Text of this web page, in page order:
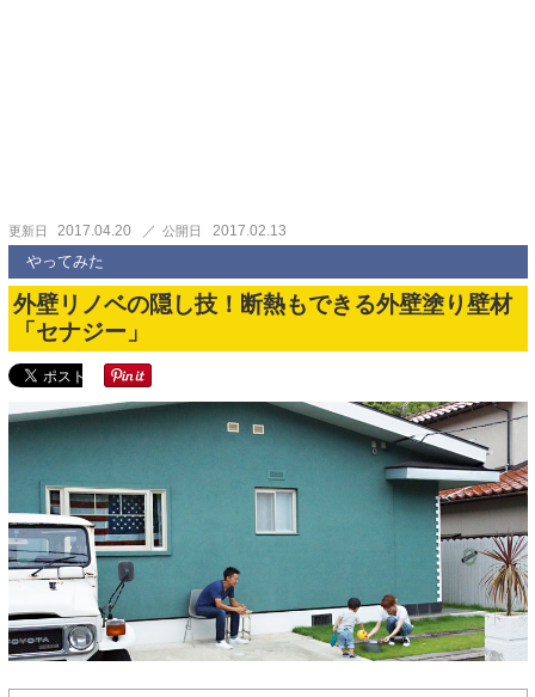
更新日 2017.04.20 公開日 2017.02.13
やってみた
外壁リノベの隠し技！断熱もできる外壁塗り壁材
「セナジー」